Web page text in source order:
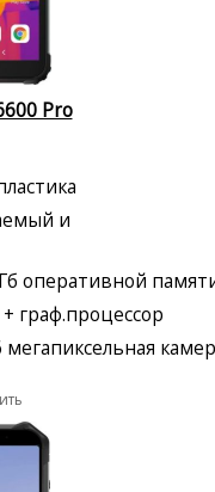
Pro
и
оперативной
граф.процессор